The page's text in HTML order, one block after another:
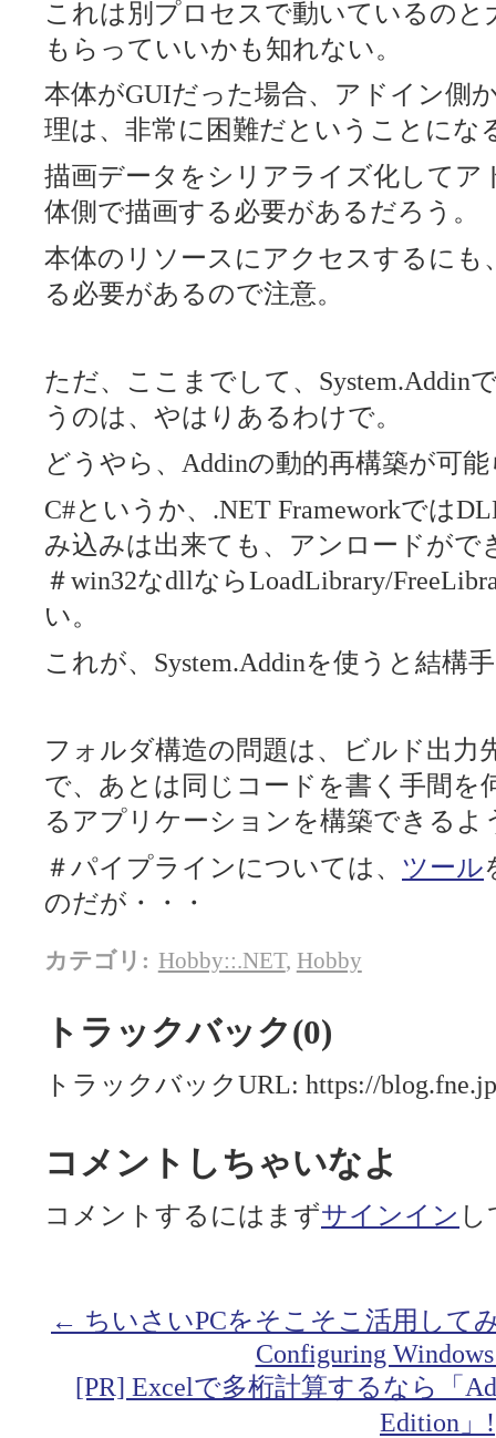
これは別プロセスで動いているの
もらっていいかも知れない。
本体がGUIだった場合、アドイン側
理は、非常に困難だということにな
描画データをシリアライズ化してア
体側で描画する必要があるだろう。
本体のリソースにアクセスするに
る必要があるので注意。
ただ、ここまでして、System.Addin
うのは、やはりあるわけで。
どうやら、Addinの動的再構築が可
C#というか、.NET Frameworkでは
み込みは出来ても、アンロードがで
＃win32なdllならLoadLibrary/
い。
これが、System.Addinを使うと結構
フォルダ構造の問題は、ビルド出力
で、あとは同じコードを書く手間を
るアプリケーションを構築できるよ
＃パイプラインについては、 ツール
のだが・・・
カテゴリ : Hobby::.NET, Hobby
トラックバック(0)
トラックバックURL: https://
コメントしちゃいなよ
コメントするにはまずサインイン
← ちいさいPCをそこそこ活用して
Configuring
[PR] Excelで多桁計算するなら「
Edition」!